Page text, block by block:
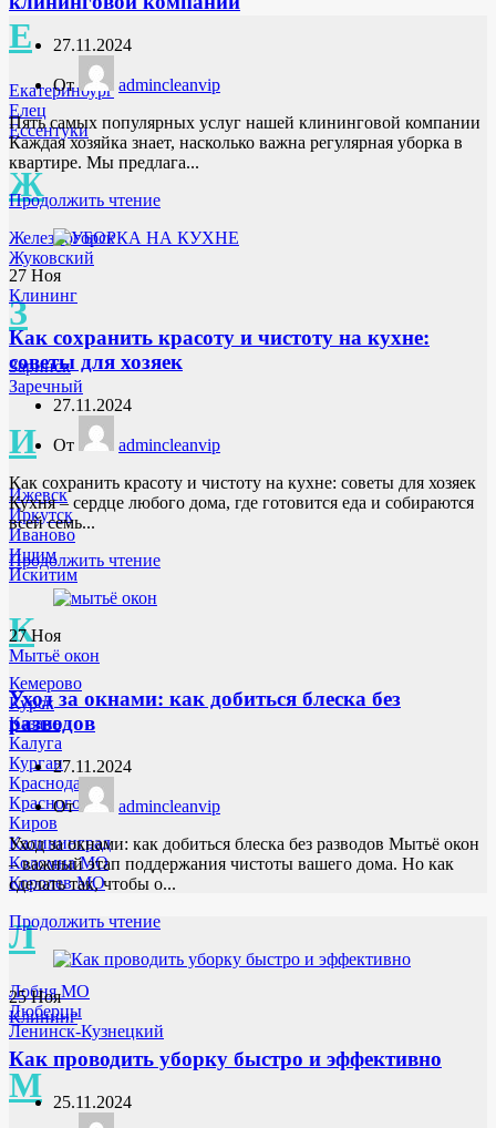
Е
Екатеринбург
Елец
Ессентуки
Ж
Железногорск
Жуковский
З
Заринск
Заречный
И
Ижевск
Иркутск
Иваново
Ишим
Искитим
К
Кемерово
Курск
Казань
Калуга
Курган
Краснодар
Красногорск
Киров
Калининград
Коломна МО
Королев МО
Л
Лобня МО
Люберцы
Ленинск-Кузнецкий
М
27.11.2024
От
admincleanvip
Пять самых популярных услуг нашей клининговой компании
Каждая хозяйка знает, насколько важна регулярная уборка в
квартире. Мы предлага...
Продолжить чтение
27 Ноя
Клининг
Как сохранить красоту и чистоту на кухне:
советы для хозяек
27.11.2024
От
admincleanvip
Как сохранить красоту и чистоту на кухне: советы для хозяек
Кухня – сердце любого дома, где готовится еда и собираются
всей семь...
Продолжить чтение
27Ноя
Мытьё окон
Уход за окнами: как добиться блеска без
разводов
27.11.2024
От
admincleanvip
Уход за окнами: как добиться блеска без разводов Мытьё окон
– важный этап поддержания чистоты вашего дома. Но как
сделать так, чтобы о...
Продолжить чтение
25Ноя
Клининг
Как проводить уборку быстро и эффективно
25.11.2024